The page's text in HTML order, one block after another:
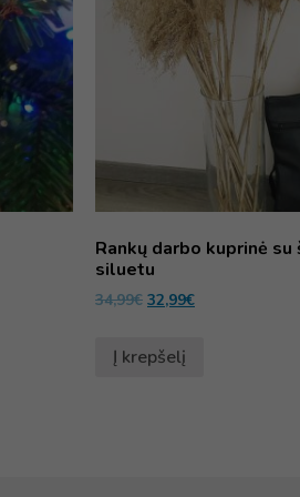
Rankų darbo kuprinė su
siluetu
34,99€ 32,99€
Į krepšelį